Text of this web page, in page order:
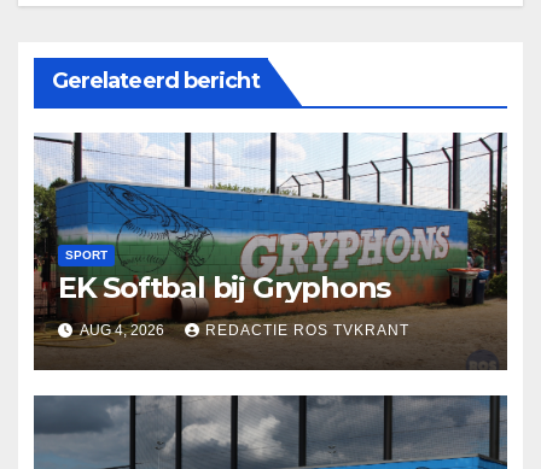
Gerelateerd bericht
SPORT
EK Softbal bij Gryphons
AUG 4, 2026 REDACTIE ROS TVKRANT